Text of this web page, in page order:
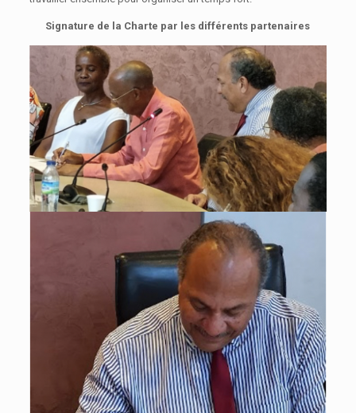
Signature de la Charte par les différents partenaires